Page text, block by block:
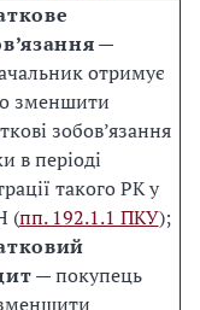
—
отримує
зменшити
зобов’язання
в періоді
такого РК у
(пп. 192.1.1 ПКУ);
— покупець